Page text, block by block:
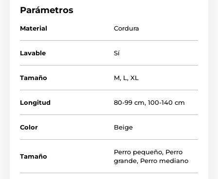
Parámetros
Material Cordura
Lavable Sí
Tamaño M, L, XL
Longitud 80-99 cm, 100-140 cm
Color Beige
Tamaño
Perro pequeño, Perro
grande, Perro mediano